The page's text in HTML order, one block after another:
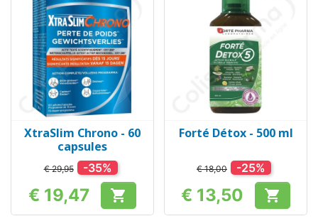
XtraSlim Chrono - 60
capsules
€ 29,95 -35%
Prijs
€ 19,47 
Forté Détox - 500 ml
€ 18,00 -25%
Prijs
€ 13,50 